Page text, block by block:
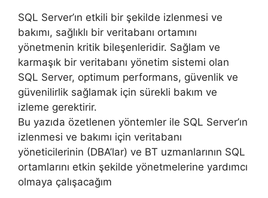
SQL Server’ın etkili bir şekilde izlenmesi ve
bakımı, sağlıklı bir veritabanı ortamını
yönetmenin kritik bileşenleridir. Sağlam ve
karmaşık bir veritabanı yönetim sistemi olan
SQL Server, optimum performans, güvenlik ve
güvenilirlik sağlamak için sürekli bakım ve
izleme gerektirir.
Bu yazıda özetlenen yöntemler ile SQL Server’ın
izlenmesi ve bakımı için veritabanı
yöneticilerinin (DBA’lar) ve BT uzmanlarının SQL
ortamlarını etkin şekilde yönetmelerine yardımcı
olmaya çalışacağım